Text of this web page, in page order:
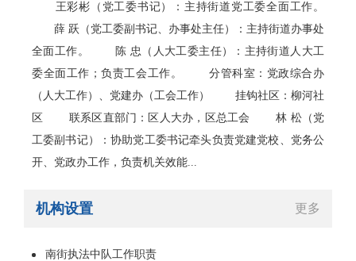
王彩彬（党工委书记）：主持街道党工委全面工作。
薛 跃（党工委副书记、办事处主任）：主持街道办事处
全面工作。 陈 忠（人大工委主任）：主持街道人大工
委全面工作；负责工会工作。 分管科室：党政综合办
（人大工作）、党建办（工会工作） 挂钩社区：柳河社
区 联系区直部门：区人大办，区总工会 林 松（党
工委副书记）：协助党工委书记牵头负责党建党校、党务公
开、党政办工作，负责机关效能...
机构设置 更多
南街执法中队工作职责